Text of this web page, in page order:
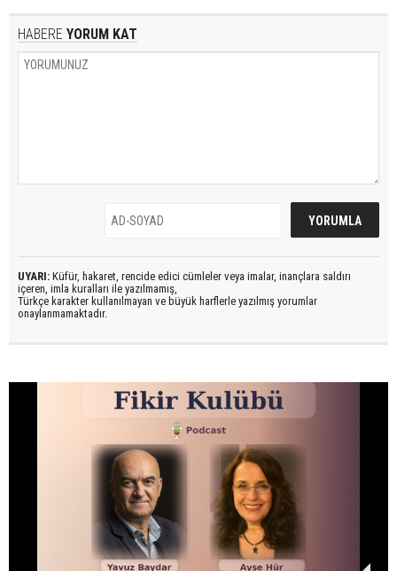
HABERE YORUM KAT
UYARI: Küfür, hakaret, rencide edici cümleler veya imalar, inançlara saldırı
içeren, imla kuralları ile yazılmamış,
Türkçe karakter kullanılmayan ve büyük harflerle yazılmış yorumlar
onaylanmamaktadır.